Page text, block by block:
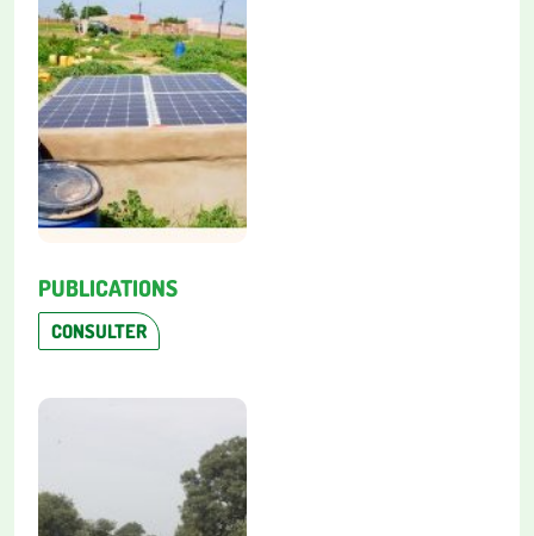
PUBLICATIONS
CONSULTER